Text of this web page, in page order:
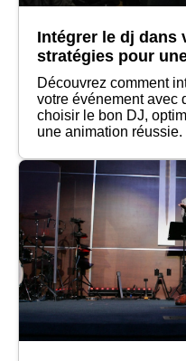
Intégrer le dj dans
stratégies pour
Découvrez comment
votre événement avec
choisir le bon DJ,
une animation réussie.